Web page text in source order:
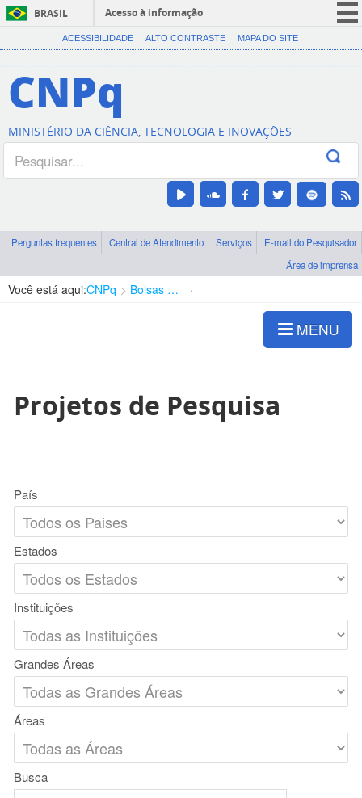
BRASIL
Acesso à informação
CORONAVÍRUS (COVID-19)
Canais
ACESSIBILIDADE ALTO CONTRASTE MAPA DO SITE
CNPq
MINISTÉRIO DA CIÊNCIA, TECNOLOGIA E INOVAÇÕES
Perguntas frequentes Central de Atendimento Serviços
E-mail do Pesquisador
Área de imprensa
Você está aqui:CNPq Bolsas e Auxílios Vigentes
MENU
Projetos de Pesquisa
País
Estados
Instituições
Grandes Áreas
Áreas
Busca